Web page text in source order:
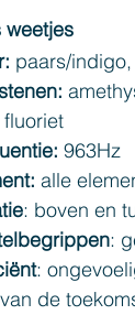
weetjes
paars/
963Hz
alle
: boven en
:
:
de